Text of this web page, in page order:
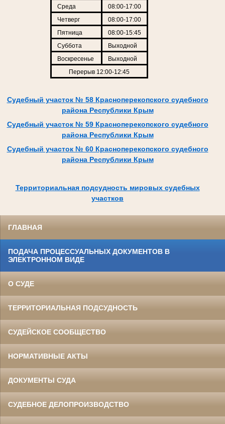
Среда
08:00-17:00
Четверг
08:00-17:00
Пятница
08:00-15:45
Суббота
Выходной
Воскресенье
Выходной
Перерыв 12:00-12:45
Судебный участок № 58 Красноперекопского судебного
района Республики Крым
Судебный участок № 59 Красноперекопского судебного
района Республики Крым
Судебный участок № 60 Красноперекопского судебного
района Республики Крым
Территориальная подсудность мировых судебных
участков
ГЛАВНАЯ
ПОДАЧА ПРОЦЕССУАЛЬНЫХ ДОКУМЕНТОВ В
ЭЛЕКТРОННОМ ВИДЕ
О СУДЕ
ТЕРРИТОРИАЛЬНАЯ ПОДСУДНОСТЬ
СУДЕЙСКОЕ СООБЩЕСТВО
НОРМАТИВНЫЕ АКТЫ
ДОКУМЕНТЫ СУДА
СУДЕБНОЕ ДЕЛОПРОИЗВОДСТВО